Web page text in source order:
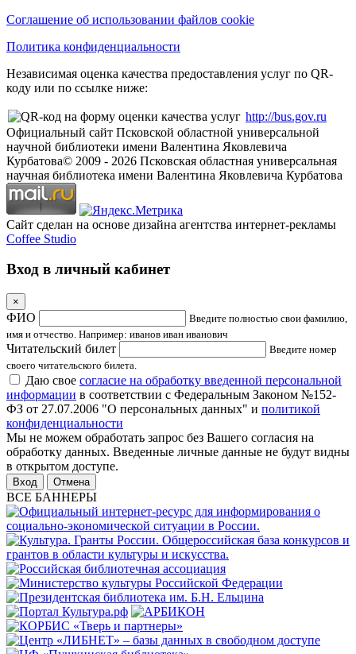
Соглашение об использовании файлов cookie
Политика конфиденциальности
Независимая оценка качества предоставления услуг по QR-
коду или по ссылке ниже:
http://bus.gov.ru
Официальный сайт Псковской областной универсальной
научной библиотеки имени Валентина Яковлевича
Курбатова© 2009 - 2026 Псковская областная универсальная
научная библиотека имени Валентина Яковлевича Курбатова
Сайт сделан на основе дизайна агентства интернет-рекламы
Coffee Studio
Вход в личный кабинет
×
ФИО
Введите полностью свои фамилию,
имя и отчество. Например: иванов иван иванович
Читательский билет
Введите номер
своего читательского билета.
Даю свое согласие на обработку введенной персональной
информации в соответствии с Федеральным Законом №152-
ФЗ от 27.07.2006 "О персональных данных" и политикой
конфиденциальности
Мы не можем обработать запрос без Вашего согласия на
обработку данных. Введенные личные данные не будут видны
в открытом доступе.
Отмена
ВСЕ БАННЕРЫ